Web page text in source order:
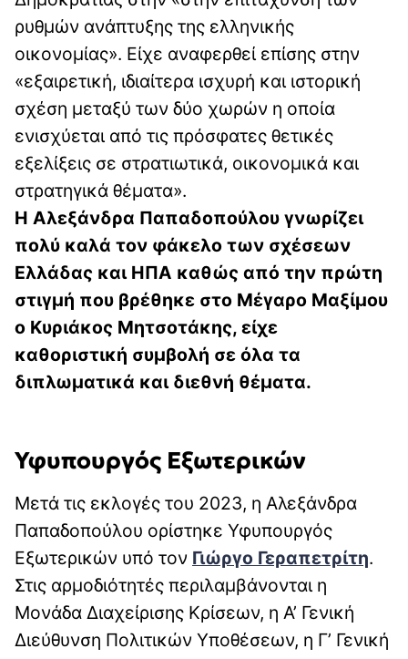
ρυθμών ανάπτυξης της ελληνικής
οικονομίας». Είχε αναφερθεί επίσης στην
«εξαιρετική, ιδιαίτερα ισχυρή και ιστορική
σχέση μεταξύ των δύο χωρών η οποία
ενισχύεται από τις πρόσφατες θετικές
εξελίξεις σε στρατιωτικά, οικονομικά και
στρατηγικά θέματα».
Η Αλεξάνδρα Παπαδοπούλου γνωρίζει
πολύ καλά τον φάκελο των σχέσεων
Ελλάδας και ΗΠΑ καθώς από την πρώτη
στιγμή που βρέθηκε στο Μέγαρο Μαξίμου
ο Κυριάκος Μητσοτάκης, είχε
καθοριστική συμβολή σε όλα τα
διπλωματικά και διεθνή θέματα.
Υφυπουργός Εξωτερικών
Μετά τις εκλογές του 2023, η Αλεξάνδρα
Παπαδοπούλου ορίστηκε Υφυπουργός
Εξωτερικών υπό τον Γιώργο Γεραπετρίτη.
Στις αρμοδιότητές περιλαμβάνονται η
Μονάδα Διαχείρισης Κρίσεων, η Α’ Γενική
Διεύθυνση Πολιτικών Υποθέσεων, η Γ’ Γενική